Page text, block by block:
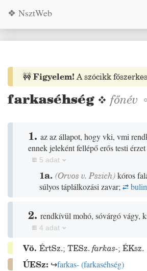
❖ NsztWeb
🚧Figyelem!A szócikk
farkaséhség❖ főnév ◦
1. az az állapot, hogy vki, vmi
ennek jeleként fellépő erős testi
5 adat
1a. (Orvos v.Pszich)kóros
súlyos táplálkozási zavar;
2. rendkívül mohó, sóvárgó vágy,
4 adat
Vö. ÉrtSz.; TESz. farkas-; ÉKsz.
ÚESz: ↪farkas-(farkaséhség)